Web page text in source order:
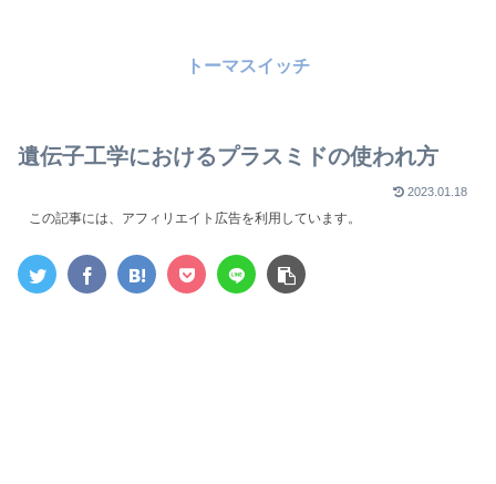
トーマスイッチ
遺伝子工学におけるプラスミドの使われ方
2023.01.18
この記事には、アフィリエイト広告を利用しています。